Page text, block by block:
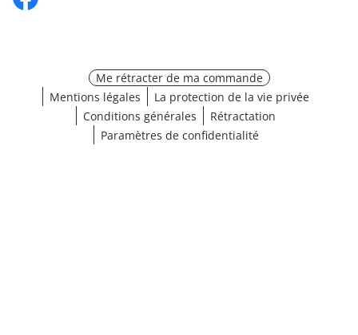
Me rétracter de ma commande
Mentions légales
La protection de la vie privée
Conditions générales
Rétractation
Paramètres de confidentialité